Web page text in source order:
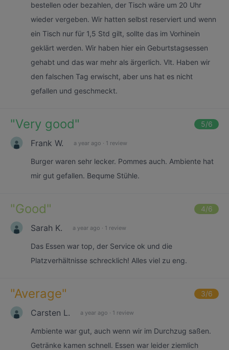
bestellen oder bezahlen, der Tisch wäre um 20 Uhr
wieder vergeben. Wir hatten selbst reserviert und wenn
ein Tisch nur für 1,5 Std gilt, sollte das im Vorhinein
geklärt werden. Wir haben hier ein Geburtstagsessen
gehabt und das war mehr als ärgerlich. Vlt. Haben wir
den falschen Tag erwischt, aber uns hat es nicht
gefallen und geschmeckt.
"Very good" 5/6
Frank W. a year ago · 1 review
Burger waren sehr lecker. Pommes auch. Ambiente hat
mir gut gefallen. Bequme Stühle.
"Good" 4/6
Sarah K. a year ago · 1 review
Das Essen war top, der Service ok und die
Platzverhältnisse schrecklich! Alles viel zu eng.
"Average" 3/6
Carsten L. a year ago · 1 review
Ambiente war gut, auch wenn wir im Durchzug saßen.
Getränke kamen schnell. Essen war leider ziemlich